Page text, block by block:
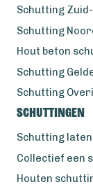
Schutting
Schutting
Hout beton
Schutting
Schutting
Schuttingen
Schutting
Collectief een
Houten